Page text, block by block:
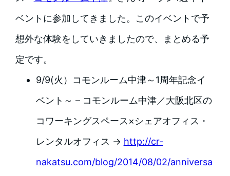
ベントに参加してきました。このイベントで予
想外な体験をしていきましたので、まとめる予
定です。
9/9(火）コモンルーム中津～1周年記念イ
ベント～ – コモンルーム中津／大阪北区の
コワーキングスペース×シェアオフィス・
レンタルオフィス → http://cr-
nakatsu.com/blog/2014/08/02/anniversa